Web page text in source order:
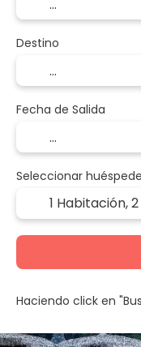
Destino
Fecha de Salida
Seleccionar
1 Habitación,
Haciendo click en